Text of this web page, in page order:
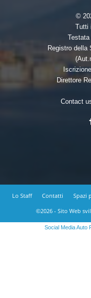
©
Tutti
Registro della
Direttore
Contact
Lo Staff Contatti Spazi
©2026 - Sito Web
Social Media Auto